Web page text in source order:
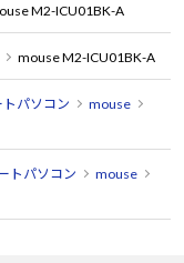
M2-ICU01BK-A
mouse M2-ICU01BK-A
トパソコン
mouse
トパソコン
mouse